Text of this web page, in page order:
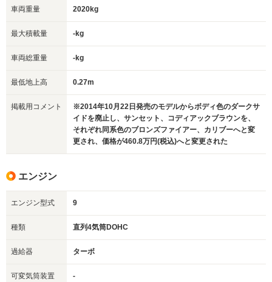
車両重量 2020kg
最大積載量 -kg
車両総重量 -kg
最低地上高 0.27m
掲載用コメント
※2014年10月22日発売のモデルからボディ色のダークサ
イドを廃止し、サンセット、コディアックブラウンを、
それぞれ同系色のブロンズファイアー、カリブーへと変
更され、価格が460.8万円(税込)へと変更された
エンジン
エンジン型式 9
種類 直列4気筒DOHC
過給器 ターボ
可変気筒装置 -